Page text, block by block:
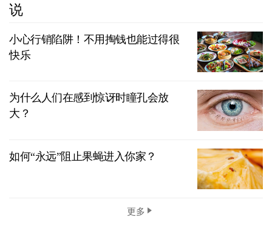
说
小心行销陷阱！不用掏钱也能过得很
快乐
为什么人们在感到惊讶时瞳孔会放
大？
如何“永远”阻止果蝇进入你家？
更多